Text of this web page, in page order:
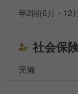
年2回(6月・12
社会保
完備